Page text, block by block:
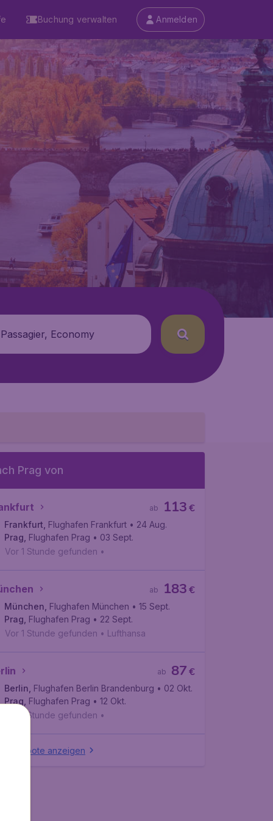
Buchung verwalten Anmelden
Economy
Prag von
€
113
ab
Frankfurt Flughafen Frankfurt • 24 Aug.
Prag Flughafen Prag • 03 Sept.
Vor 1 Stunde gefunden •
€
183
ab
München Flughafen München • 15 Sept.
Prag Flughafen Prag • 22 Sept.
Vor 1 Stunde gefunden • Lufthansa
€
87
ab
Berlin Flughafen Berlin Brandenburg • 02 Okt.
Prag Flughafen Prag • 12 Okt.
Vor 1 Stunde gefunden •
Angebote anzeigen